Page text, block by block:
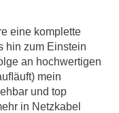
eine komplette
hin zum Einstein
an hochwertigen
mein
und top
in Netzkabel